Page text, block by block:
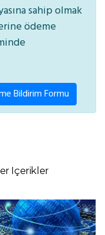
sahip olmak
ödeme
Bildirim Formu
Içerikler